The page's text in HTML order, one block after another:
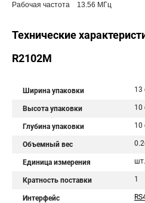
Рабочая частота 13.56 МГц
Технические
R2102M
Ширина упаковки 13
Высота упаковки 10
Глубина упаковки 10
Объемный вес
Единица измерения шт.
Кратность поставки 1
Интерфейс